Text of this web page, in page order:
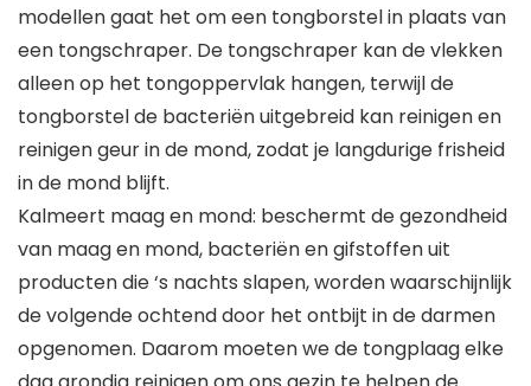
modellen gaat het om een tongborstel in plaats van
een tongschraper. De tongschraper kan de vlekken
alleen op het tongoppervlak hangen, terwijl de
tongborstel de bacteriën uitgebreid kan reinigen en
reinigen geur in de mond, zodat je langdurige frisheid
in de mond blijft.
Kalmeert maag en mond: beschermt de gezondheid
van maag en mond, bacteriën en gifstoffen uit
producten die ‘s nachts slapen, worden waarschijnlijk
de volgende ochtend door het ontbijt in de darmen
opgenomen. Daarom moeten we de tongplaag elke